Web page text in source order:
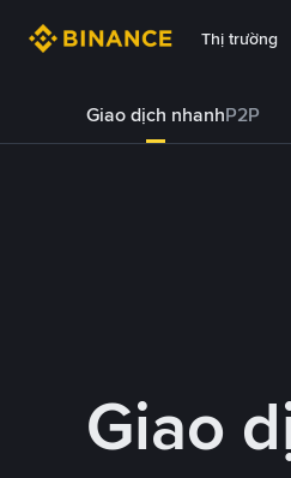
Thị trường
Giao dịch nhanhP2P
Giao